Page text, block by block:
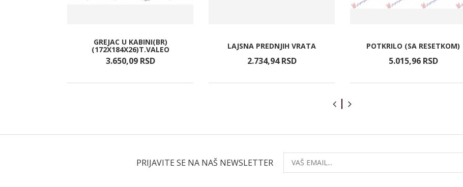
GREJAC U KABINI(BR)
(172X184X26)T.VALEO
3.650,09 RSD
LAJSNA PREDNJIH VRATA
2.734,94 RSD
POTKRILO (SA RESETKOM)
5.015,96 RSD
PRIJAVITE SE NA NAŠ NEWSLETTER